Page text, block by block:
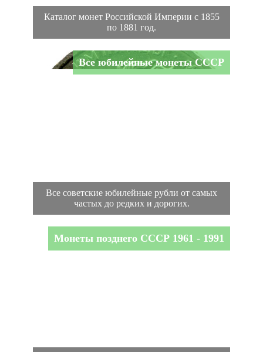
Каталог монет Российской Империи с 1855
по 1881 год.
Все юбилейные монеты СССР
Все советские юбилейные рубли от самых
частых до редких и дорогих.
Монеты позднего СССР 1961 - 1991